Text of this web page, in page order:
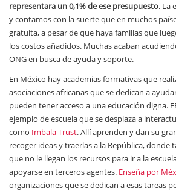
representara un 0,1% de ese presupuesto. La
y contamos con la suerte que en muchos
gratuita, a pesar de que haya familias que
los costos añadidos. Muchas acaban
ONG en busca de ayuda y soporte.
En México hay academias formativas que
asociaciones africanas que se dedican a
pueden tener acceso a una educación digna.
ejemplo de escuela que se desplaza a
como Imbala Trust. Allí aprenden y dan su
recoger ideas y traerlas a la República, donde
que no le llegan los recursos para ir a la
apoyarse en terceros agentes. Enseña por
organizaciones que se dedican a esas tareas